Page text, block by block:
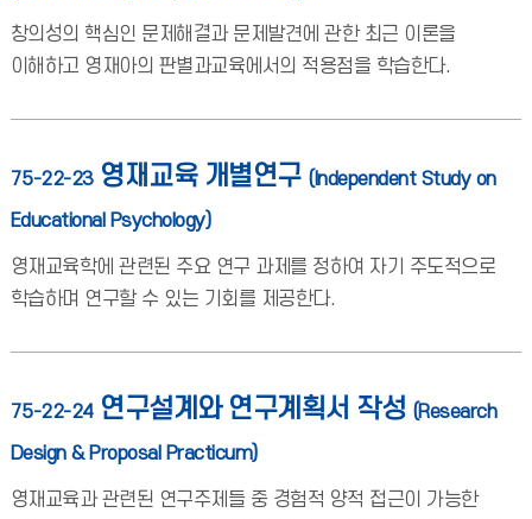
창의성의 핵심인 문제해결과 문제발견에 관한 최근 이론을
이해하고 영재아의 판별과교육에서의 적용점을 학습한다.
75-22-23 영재교육 개별연구 (Independent Study on
Educational Psychology)
영재교육학에 관련된 주요 연구 과제를 정하여 자기 주도적으로
학습하며 연구할 수 있는 기회를 제공한다.
75-22-24 연구설계와 연구계획서 작성 (Research
Design & Proposal Practicum)
영재교육과 관련된 연구주제들 중 경험적 양적 접근이 가능한